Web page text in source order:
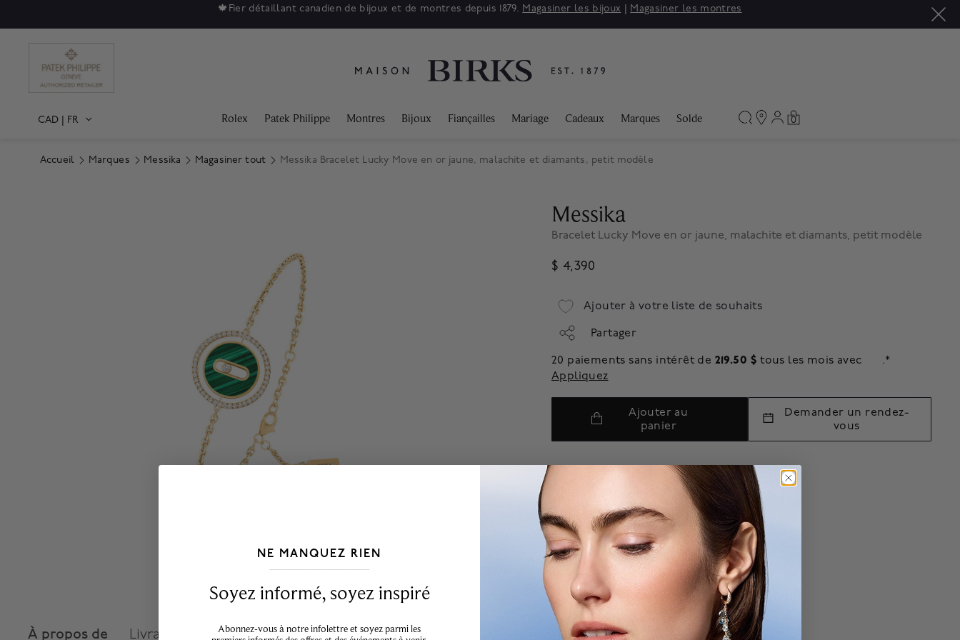
🍁 Fier détaillant canadien de bijoux et de montres depuis 1879. Magasiner les bijoux | Magasiner les montres
CAD | FR Rolex Patek Philippe Montres Bijoux Fiançailles Mariage Cadeaux Marques Solde 0
Accueil Marques Messika Magasiner tout Messika Bracelet Lucky Move en or jaune, malachite et diamants, petit modèle
À propos de Livraison et retours
Messika
Bracelet Lucky Move en or jaune, malachite et diamants, petit modèle
$ 4,390
Ajouter à votre liste de souhaits
Partager
20 paiements sans intérêt de 219.50 $ tous les mois avec
.*
Appliquez
Ajouter au
panier
Demander un rendez-
vous
NE MANQUEZ RIEN
Soyez informé, soyez inspiré
Abonnez-vous à notre infolettre et soyez parmi les